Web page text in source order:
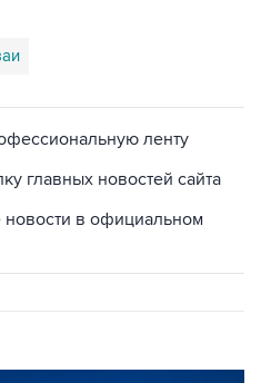
главных новостей сайта
новости в официальном